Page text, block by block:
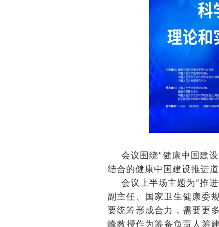
会议围绕“健康中国建设
结合的健康中国建设推进
会议上半场主题为“推
副主任、国家卫生健康委
要统筹形成合力，需要更
峰教授作为筹备负责人筹